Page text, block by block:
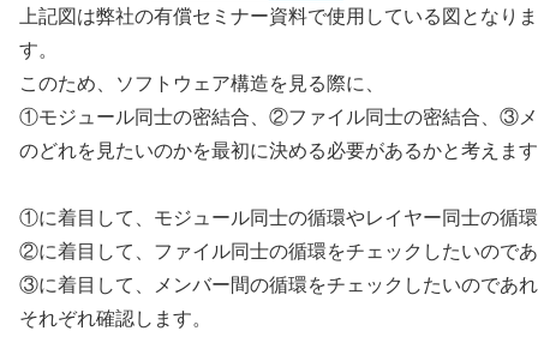
上記図は弊社の有償セミナー資料で使用している図となり
す。
このため、ソフトウェア構造を見る際に、
①モジュール同士の密結合、②ファイル同士の密結合、③
のどれを見たいのかを最初に決める必要があるかと考えま
①に着目して、モジュール同士の循環やレイヤー同士の循
②に着目して、ファイル同士の循環をチェックしたいので
③に着目して、メンバー間の循環をチェックしたいのであ
それぞれ確認します。